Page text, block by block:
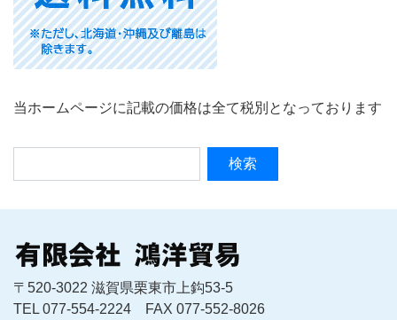
当ホームページに記載の価格は全て税別となっております
〒520-3022 滋賀県栗東市上鈎53-5
TEL 077-554-2224 FAX 077-552-8026